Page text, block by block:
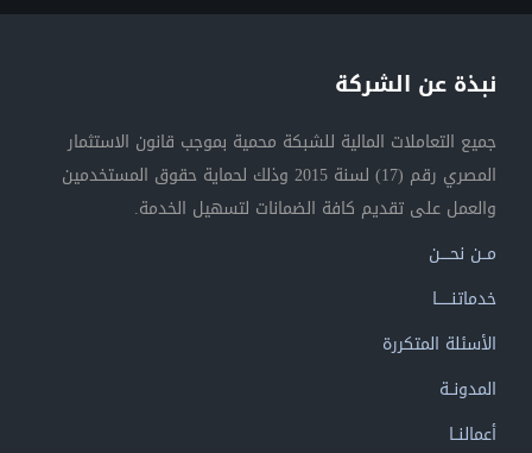
نبذة عن الشركة
جميع التعاملات المالية للشبكة محمية بموجب قانون الاستثمار
المصري رقم (17) لسنة 2015 وذلك لحماية حقوق المستخدمين
والعمل على تقديم كافة الضمانات لتسهيل الخدمة.
مــن نحــــن
خدماتنــــــا
الأسئلة المتكررة
المدونــة
أعمالنــا